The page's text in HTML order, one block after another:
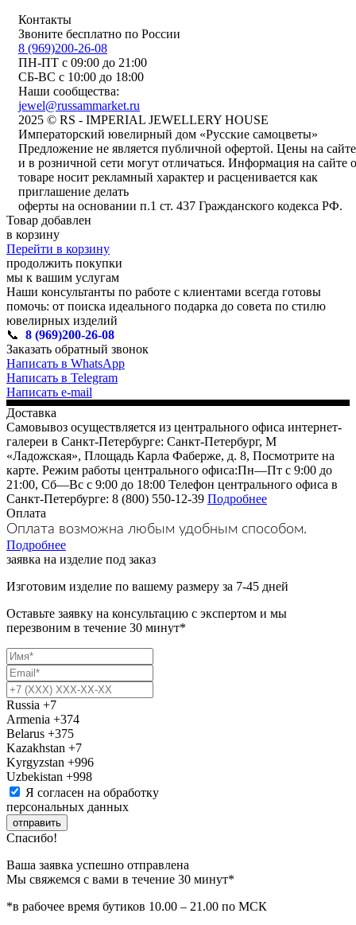
Контакты
Звоните бесплатно по России
8 (969)200-26-08
ПН-ПТ с 09:00 до 21:00
СБ-ВС с 10:00 до 18:00
Наши сообщества:
jewel@russammarket.ru
2025 © RS - IMPERIAL JEWELLERY HOUSE
Императорский ювелирный дом «Русские самоцветы»
Предложение не является публичной офертой. Цены на сайте
и в розничной сети могут отличаться. Информация на сайте о
товаре носит рекламный характер и расценивается как
приглашение делать
оферты на основании п.1 ст. 437 Гражданского кодекса РФ.
Товар добавлен
в корзину
Перейти в корзину
продолжить покупки
мы к вашим услугам
Наши консультанты по работе с клиентами всегда готовы
помочь: от поиска идеального подарка до совета по стилю
ювелирных изделий
📞 8 (969)200-26-08
Заказать обратный звонок
Написать в WhatsApp
Написать в Telegram
Написать e-mail
Доставка
Самовывоз осуществляется из центрального офиса интернет-
галереи в Санкт-Петербурге: Санкт-Петербург, М
«Ладожская», Площадь Карла Фаберже, д. 8, Посмотрите на
карте. Режим работы центрального офиса:Пн—Пт с 9:00 до
21:00, Сб—Вс с 9:00 до 18:00 Телефон центрального офиса в
Санкт-Петербурге: 8 (800) 550-12-39 Подробнее
Оплата
Оплата возможна любым удобным способом.
Подробнее
заявка на изделие под заказ
Изготовим изделие по вашему размеру за 7-45 дней
Оставьте заявку на консультацию с экспертом и мы
перезвоним в течение 30 минут*
Russia +7
Armenia +374
Belarus +375
Kazakhstan +7
Kyrgyzstan +996
Uzbekistan +998
Я согласен на обработку
персональных данных
отправить
Спасибо!
Ваша заявка успешно отправлена
Мы свяжемся с вами в течение 30 минут*
*в рабочее время бутиков 10.00 – 21.00 по МСК